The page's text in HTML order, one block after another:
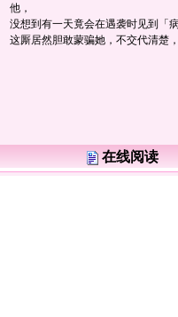
他，
没想到有一天竟会在遇袭时见到「
这厮居然胆敢蒙骗她，不交代清楚
在线阅读